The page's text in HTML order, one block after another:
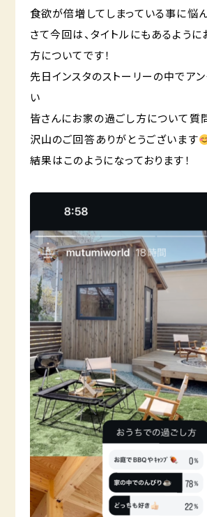
食欲が倍増してしまっている事に悩
さて今回は、タイトルにもあるよう
方についてです！
先日インスタのストーリーの中でア
い
皆さんにお家の過ごし方について質
沢山のご回答ありがとうございます
結果はこのようになっております！